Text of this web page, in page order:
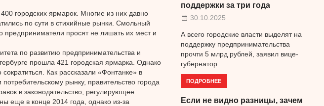
городских ярмарок. Многие из них давно
по сути в стихийные рынки. Смольный
просят не лишать их мест и
по развитию предпринимательства и
прошла 421 городская ярмарка. Однако
Как рассказали «Фонтанке» в
рынку, правительство города
в законодательство, регулирующее
еще в конце 2014 года, однако из-за
поддержки за три года
30.10.2025
А всего городские власти выделят на
поддержку предпринимательства
прочти 5 млрд рублей, заявил вице-
губернатор.
ПОДРОБНЕЕ
Если не видно разницы, зачем